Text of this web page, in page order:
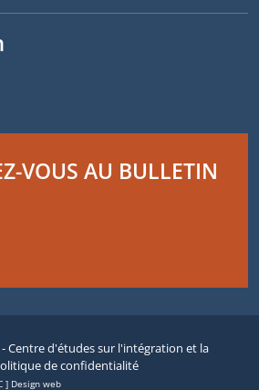
VOUS AU BULLETIN
Centre d'études sur l'intégration et la
de confidentialité
] Design web